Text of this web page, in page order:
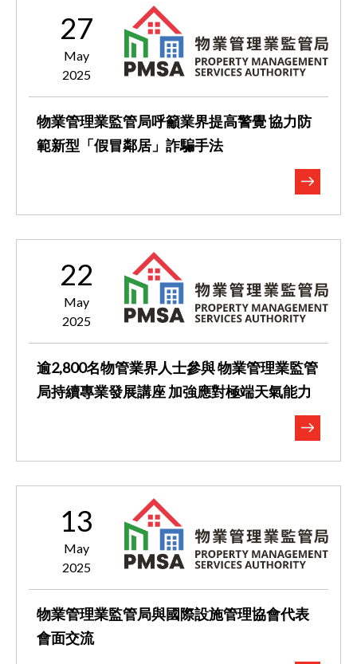
27
May
2025
物業管理業監管局呼籲業界提高警覺 協力防
範新型「假冒鄰居」詐騙手法
22
May
2025
逾2,800名物管業界人士參與 ​​​​​​​物業管理業監管
局持續專業發展講座 加強應對極端天氣能力
13
May
2025
物業管理業監管局與國際設施管理協會代表
會面交流